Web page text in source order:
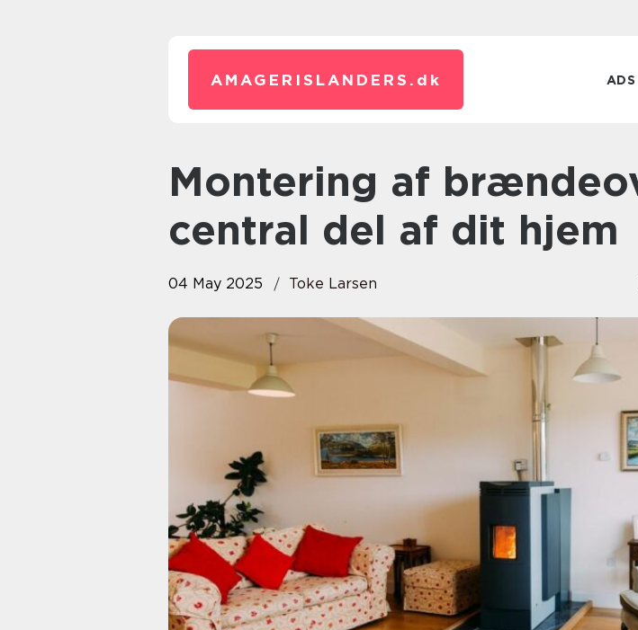
AMAGERISLANDERS. dk ADS
Montering af brændeovn: En
central del af dit hjem
04 May 2025 Toke Larsen